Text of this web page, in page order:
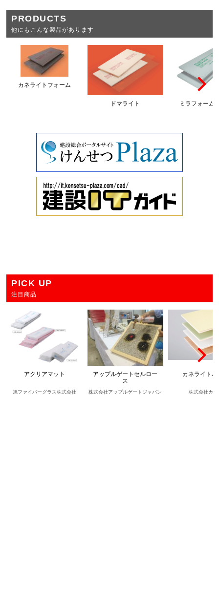
PRODUCTS
他にもこんな製品があります
カネライトフォーム
ドマライト ミラフォーム
PICK UP
注目商品
アクリアマット
旭ファイバーグラス株式会社
アップルゲートセルロー
ス
株式会社アップルゲートジャパン
カネライトパ
株式会社カネ